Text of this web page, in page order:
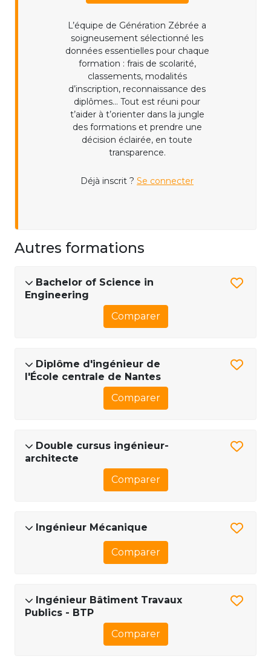
L’équipe de Génération Zébrée a
soigneusement sélectionné les
données essentielles pour chaque
formation : frais de scolarité,
classements, modalités
d’inscription, reconnaissance des
diplômes... Tout est réuni pour
t’aider à t’orienter dans la jungle
des formations et prendre une
décision éclairée, en toute
transparence.
Déjà inscrit ? Se connecter
Autres formations
Bachelor of Science in
Engineering
Comparer
Diplôme d'ingénieur de
l'École centrale de Nantes
Comparer
Double cursus ingénieur-
architecte
Comparer
Ingénieur Mécanique
Comparer
Ingénieur Bâtiment Travaux
Publics - BTP
Comparer